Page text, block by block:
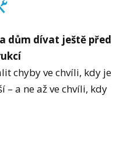
dům dívat ještě před
chyby ve chvíli, kdy je
– a ne až ve chvíli, kdy